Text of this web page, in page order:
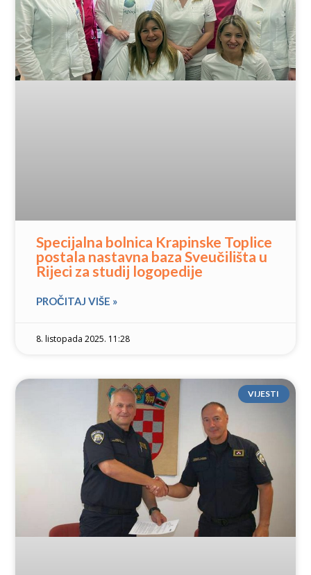
Specijalna bolnica Krapinske Toplice
postala nastavna baza Sveučilišta u
Rijeci za studij logopedije
PROČITAJ VIŠE »
8. listopada 2025. 11:28
VIJESTI